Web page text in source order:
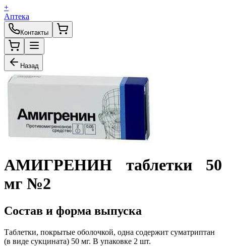
+
Аптека
Контакты
Назад
АМИГРЕНИН таблетки 50
мг №2
Состав и форма выпуска
Таблетки, покрытые оболочкой, одна содержит суматриптан
(в виде сукцината) 50 мг. В упаковке 2 шт.